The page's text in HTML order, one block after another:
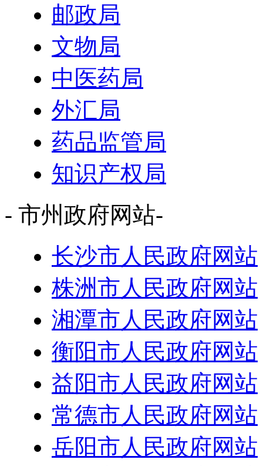
邮政局
文物局
中医药局
外汇局
药品监管局
知识产权局
- 市州政府网站-
长沙市人民政府网站
株洲市人民政府网站
湘潭市人民政府网站
衡阳市人民政府网站
益阳市人民政府网站
常德市人民政府网站
岳阳市人民政府网站